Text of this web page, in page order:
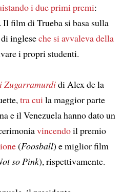
i due primi premi:
Il film di Trueba si basa sulla
ingleseche si avvaleva della
i propri studenti.
Zugarramurdidi Alex de la
tra cuila maggior parte
e il Venezuela hanno dato un
vincendoil premio
(Foosball) e miglior film
so Pink), rispettivamente.